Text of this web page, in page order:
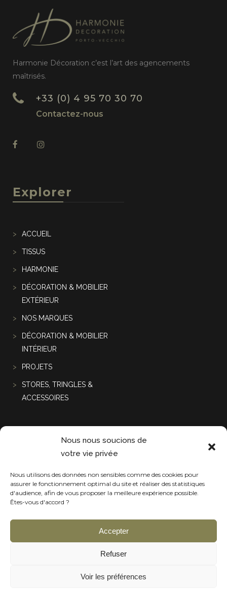
Nous nous soucions de
votre vie privée
Nous utilisons des données non sensibles comme des cookies pour
assurer le fonctionnement optimal du site et réaliser des statistiques
d'audience, afin de vous proposer la meilleure expérience possible.
Êtes-vous d'accord ?
Accepter
Refuser
Voir les préférences
Harmonie Décoration c’est l’art des agencements
maîtrisés.
+33 (0) 4 95 70 30 70
Contactez-nous
Explorer
ACCUEIL
TISSUS
HARMONIE
DÉCORATION & MOBILIER
EXTÉRIEUR
NOS MARQUES
DÉCORATION & MOBILIER
INTÉRIEUR
PROJETS
STORES, TRINGLES &
ACCESSOIRES
Projets récentes